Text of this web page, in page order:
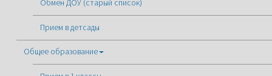
Обмен ДОУ (старый список)
Прием в детсады
Общее образование